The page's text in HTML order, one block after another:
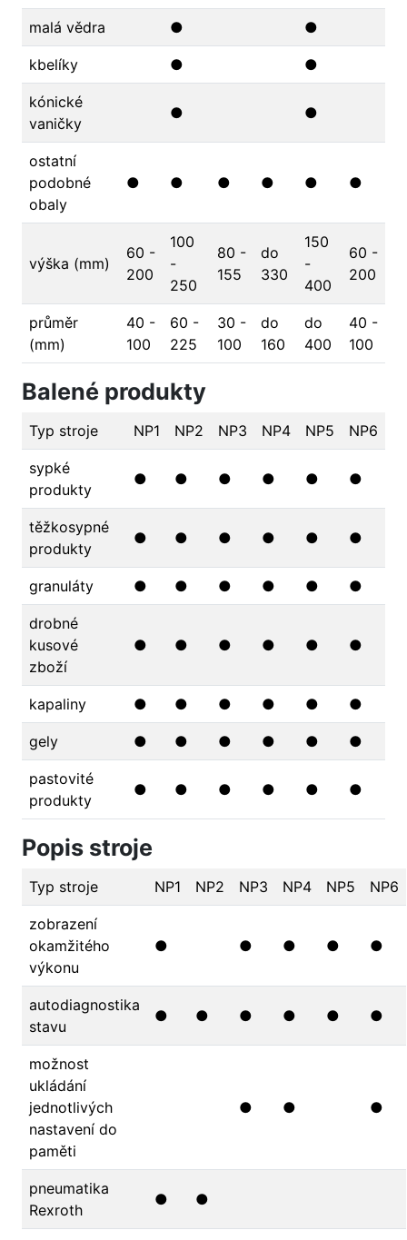
malá vědra ● ●
kbelíky ● ●
kónické
vaničky
● ●
ostatní
podobné
obaly
● ● ● ● ● ●
výška (mm)
60 -
200
100
-
250
80 -
155
do
330
150
-
400
60 -
200
průměr
(mm)
40 -
100
60 -
225
30 -
100
do
160
do
400
40 -
100
Balené produkty
Typ stroje NP1 NP2 NP3 NP4 NP5 NP6
sypké
produkty
● ● ● ● ● ●
těžkosypné
produkty
● ● ● ● ● ●
granuláty ● ● ● ● ● ●
drobné
kusové
zboží
● ● ● ● ● ●
kapaliny ● ● ● ● ● ●
gely ● ● ● ● ● ●
pastovité
produkty
● ● ● ● ● ●
Popis stroje
Typ stroje NP1 NP2 NP3 NP4 NP5 NP6
zobrazení
okamžitého
výkonu
● ● ● ● ●
autodiagnostika
stavu
● ● ● ● ● ●
možnost
ukládání
jednotlivých
nastavení do
paměti
● ● ●
pneumatika
Rexroth
● ●